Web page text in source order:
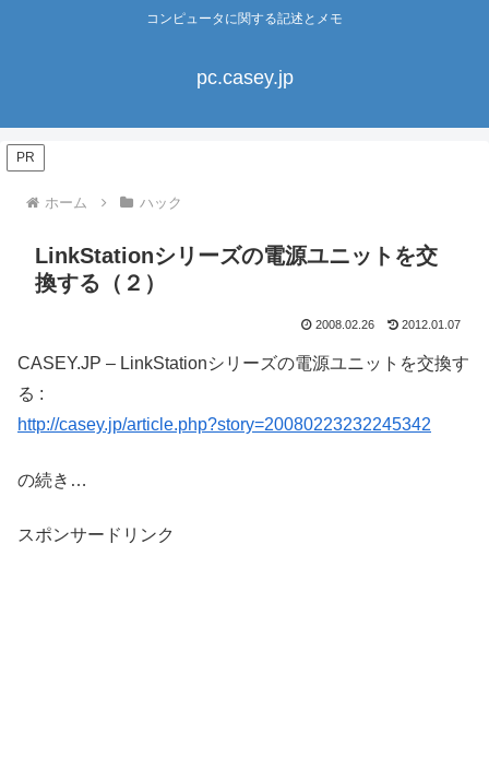
コンピュータに関する記述とメモ
pc.casey.jp
PR
ホーム ハック
LinkStationシリーズの電源ユニットを交
換する（２）
2008.02.26 2012.01.07
CASEY.JP – LinkStationシリーズの電源ユニットを交換す
る :
http://casey.jp/article.php?story=20080223232245342
の続き…
スポンサードリンク